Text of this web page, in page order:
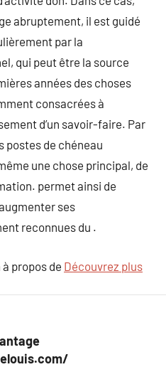
abruptement, il est guidé
par la
qui peut être la source
années des choses
consacrées à
d’un savoir-faire. Par
postes de chéneau
une chose principal, de
permet ainsi de
ses
reconnues du .
propos de Découvrez plus